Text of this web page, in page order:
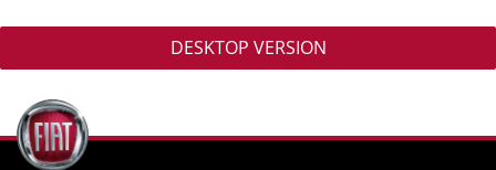
DESKTOP VERSION